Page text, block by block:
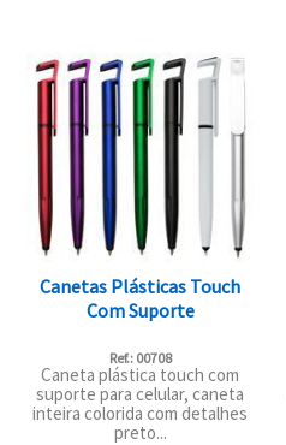
Canetas Plásticas Touch
Com Suporte
Ref.: 00708
Caneta plástica touch com
suporte para celular, caneta
inteira colorida com detalhes
preto...